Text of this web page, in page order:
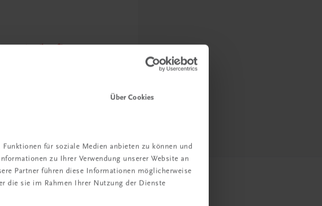
Über Cookies
für soziale Medien anbieten zu können und
zu Ihrer Verwendung unserer Website an
Partner führen diese Informationen möglicherweise
die sie im Rahmen Ihrer Nutzung der Dienste
in der DigiBox